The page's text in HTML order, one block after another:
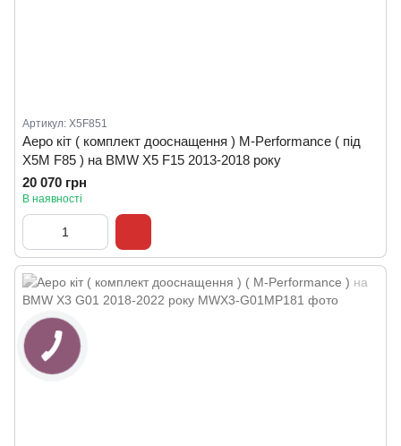
Артикул: X5F851
Аеро кіт ( комплект дооснащення ) M-Performance ( під
X5M F85 ) на BMW X5 F15 2013-2018 року
20 070 грн
В наявності